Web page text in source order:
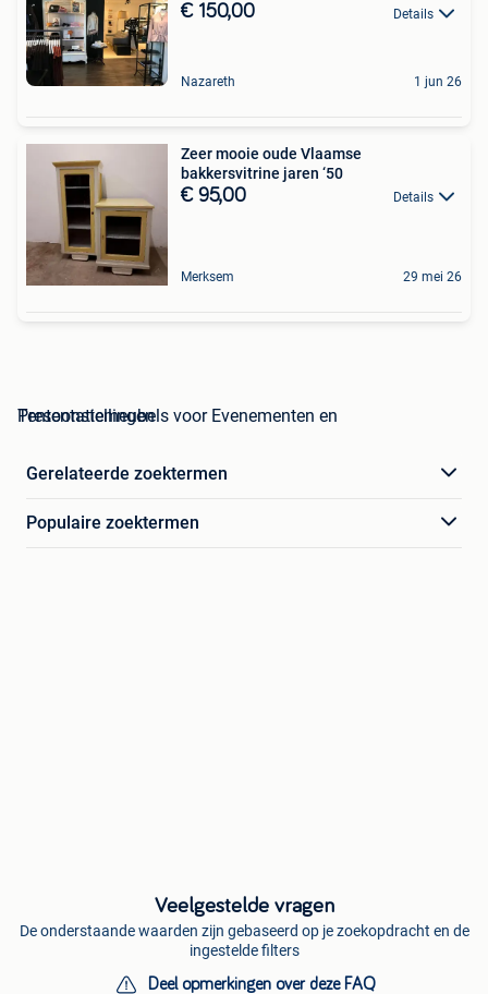
€ 150,00 Details
Nazareth 1 jun 26
Zeer mooie oude Vlaamse
bakkersvitrine jaren ‘50
€ 95,00 Details
Merksem 29 mei 26
Presentatiemeubels voor Evenementen en Tentoonstellingen
Gerelateerde zoektermen
Populaire zoektermen
Veelgestelde vragen
De onderstaande waarden zijn gebaseerd op je zoekopdracht en de
ingestelde filters
Deel opmerkingen over deze FAQ